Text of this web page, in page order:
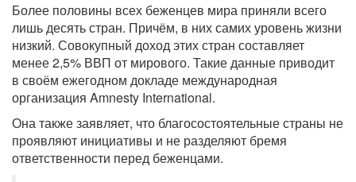
Более половины всех беженцев мира приняли всего
лишь десять стран. Причём, в них самих уровень жизни
низкий. Совокупный доход этих стран составляет
менее 2,5% ВВП от мирового. Такие данные приводит
в своём ежегодном докладе международная
организация Amnesty International.
Она также заявляет, что благосостоятельные страны не
проявляют инициативы и не разделяют бремя
ответственности перед беженцами.